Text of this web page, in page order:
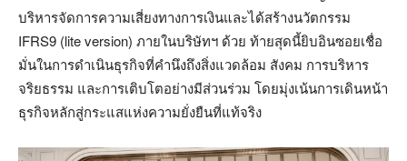
บริหารจัดการความเสี่ยงทางการเงินและได้สร้างนวัตกรรม
IFRS9 (lite version) ภายในบริษัทฯ ด้วย ท้ายสุดนี้ยิบอินซอยเชื่อ
มั่นในการดำเนินธุรกิจที่คำนึงถึงสิ่งแวดล้อม สังคม การบริหาร
จริยธรรม และการเติบโตอย่างมีส่วนร่วม โดยมุ่งเน้นการเดินหน้า
ธุรกิจหลักสู่กระแสแห่งความยั่งยืนที่แท้จริง